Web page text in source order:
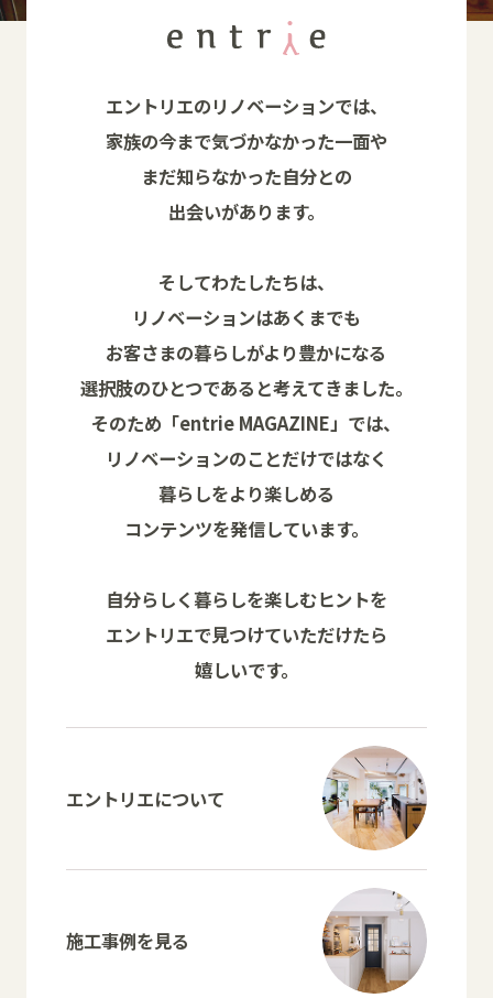
エントリエのリノベーションでは、
家族の今まで気づかなかった一面や
まだ知らなかった自分との
出会いがあります。
そしてわたしたちは、
リノベーションはあくまでも
お客さまの暮らしがより豊かになる
選択肢のひとつであると考えてきました。
そのため「entrie MAGAZINE」では、
リノベーションのことだけではなく
暮らしをより楽しめる
コンテンツを発信しています。
自分らしく暮らしを楽しむヒントを
エントリエで見つけていただけたら
嬉しいです。
エントリエについて
施工事例を見る